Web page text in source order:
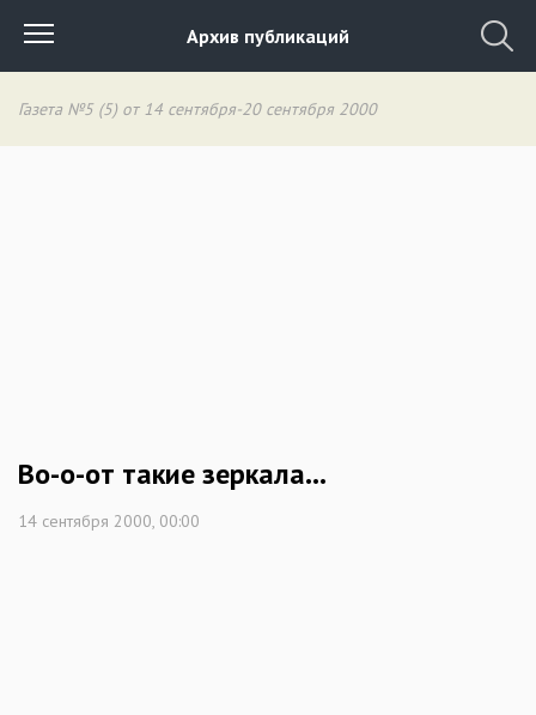
Архив публикаций
Газета №5 (5) от 14 сентября-20 сентября 2000
Во-о-от такие зеркала…
14 сентября 2000, 00:00